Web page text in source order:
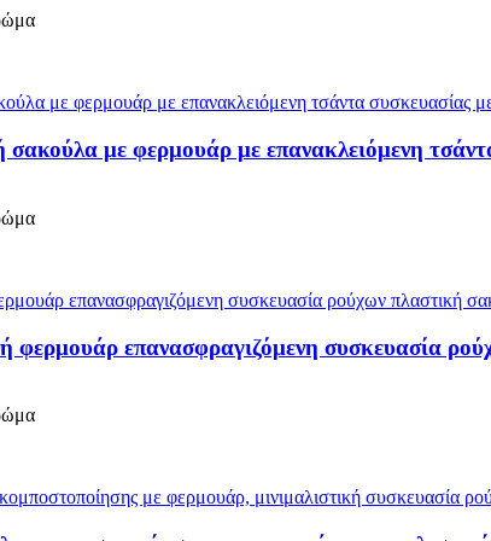
σακούλα με φερμουάρ με επανακλειόμενη
φερμουάρ επανασφραγιζόμενη συσκευασία